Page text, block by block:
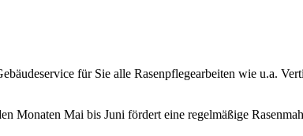
für Sie alle Rasenpflegearbeiten wie u.a.
Monaten Mai bis Juni fördert eine regelmäßige